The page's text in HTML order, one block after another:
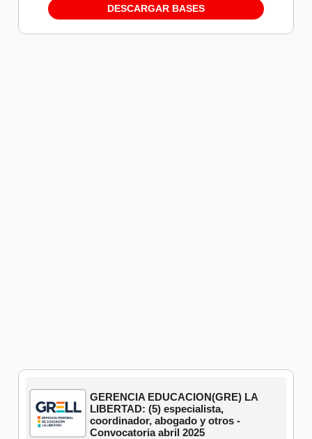
DESCARGAR BASES
GERENCIA EDUCACION(GRE) LA
LIBERTAD: (5) especialista,
coordinador, abogado y otros -
Convocatoria abril 2025